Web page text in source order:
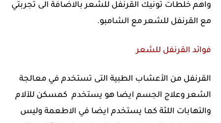
واهم خلطات تونيك القرنفل للشعر بالاضافة الى تجربتي
مع القرنفل للشعر مع الشامبو.
فوائد القرنفل للشعر
القرنفل من الأعشاب الطبية التى تستخدم في معالجة
الشعر وعلاج الجسم ايضا هو يستخدم كمسكن للآلام
والتهابات اللثة كما يستخدم ايضا في الاطعمة وليس